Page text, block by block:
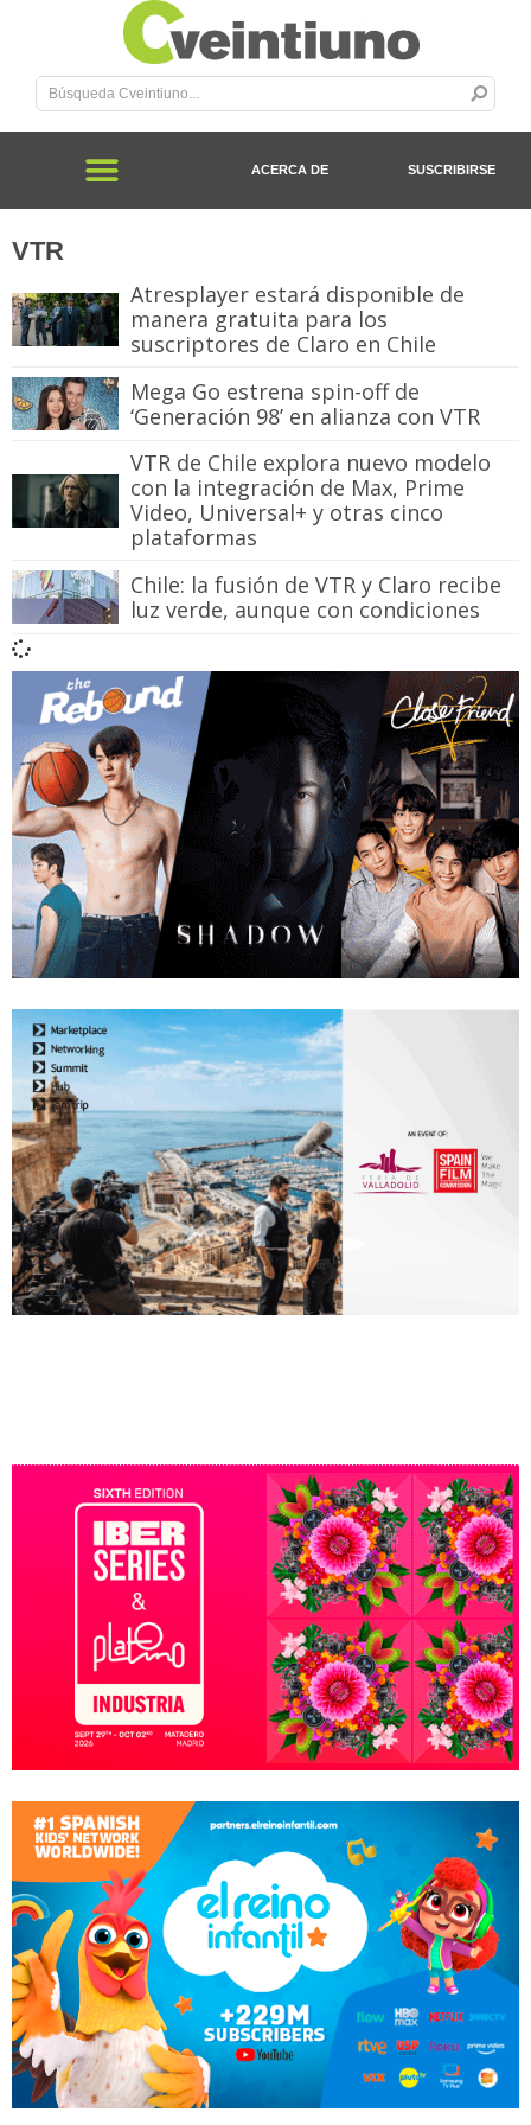
ACERCA DE SUSCRIBIRSE
VTR
Atresplayer estará disponible de
manera gratuita para los
suscriptores de Claro en Chile
Mega Go estrena spin-off de
‘Generación 98’ en alianza con VTR
VTR de Chile explora nuevo modelo
con la integración de Max, Prime
Video, Universal+ y otras cinco
plataformas
Chile: la fusión de VTR y Claro recibe
luz verde, aunque con condiciones